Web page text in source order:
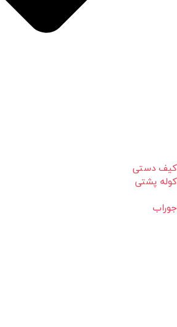
کیف دستی
کوله پشتی
جوراب